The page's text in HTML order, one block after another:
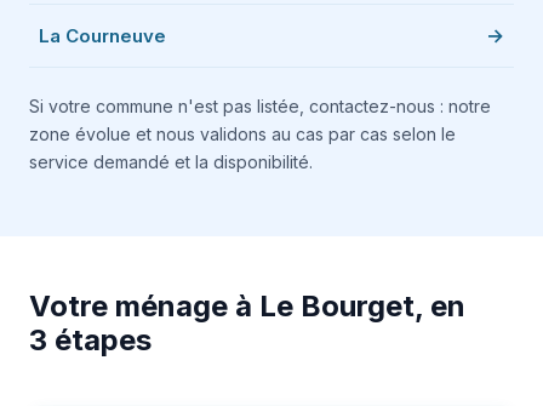
La Courneuve
Si votre commune n'est pas listée, contactez-nous : notre
zone évolue et nous validons au cas par cas selon le
service demandé et la disponibilité.
Votre ménage à Le Bourget, en
3 étapes